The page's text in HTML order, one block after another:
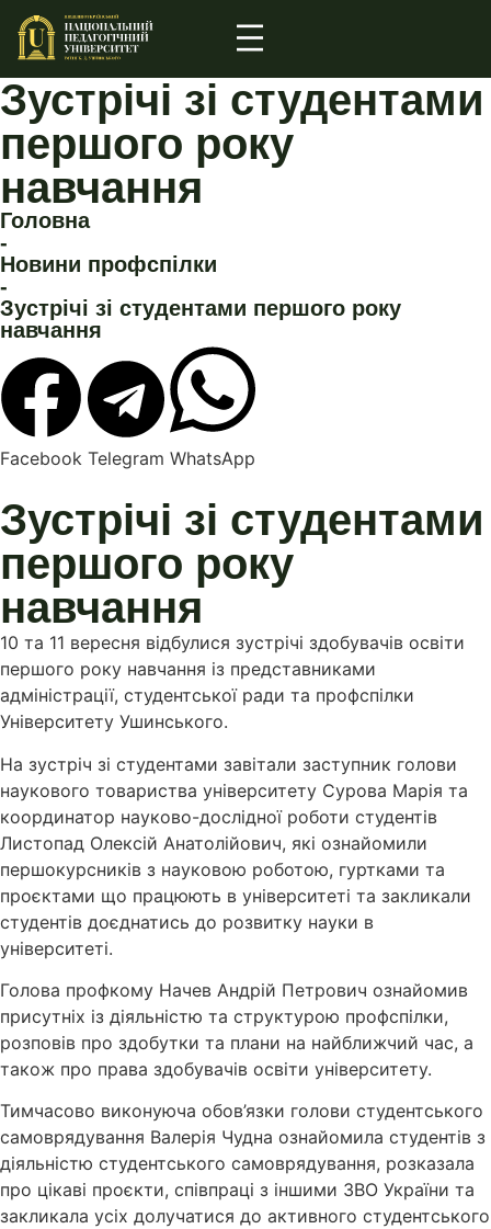
Зустрічі зі студентами
першого року
навчання
Головна
-
Новини профспілки
-
Зустрічі зі студентами першого року
навчання
Facebook Telegram WhatsApp
Зустрічі зі студентами
першого року
навчання
10 та 11 вересня відбулися зустрічі здобувачів освіти
першого року навчання із представниками
адміністрації, студентської ради та профспілки
Університету Ушинського.
На зустріч зі студентами завітали заступник голови
наукового товариства університету Сурова Марія та
координатор науково-дослідної роботи студентів
Листопад Олексій Анатолійович, які ознайомили
першокурсників з науковою роботою, гуртками та
проєктами що працюють в університеті та закликали
студентів доєднатись до розвитку науки в
університеті.
Голова профкому Начев Андрій Петрович ознайомив
присутніх із діяльністю та структурою профспілки,
розповів про здобутки та плани на найближчий час, а
також про права здобувачів освіти університету.
Тимчасово виконуюча обов’язки голови студентського
самоврядування Валерія Чудна ознайомила студентів з
діяльністю студентського самоврядування, розказала
про цікаві проєкти, співпраці з іншими ЗВО України та
закликала усіх долучатися до активного студентського